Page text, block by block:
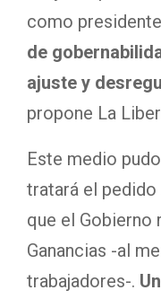
como
de
ajuste y
propone La
Este medio
tratará el
que el Gobierno
Ganancias -al
trabajadores-.